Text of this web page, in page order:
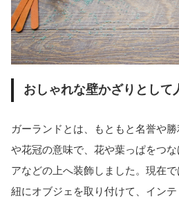
おしゃれな壁かざりとして
ガーランドとは、もともと名誉や
や花冠の意味で、花や葉っぱをつ
アなどの上へ装飾しました。現在
紐にオブジェを取り付けて、イン